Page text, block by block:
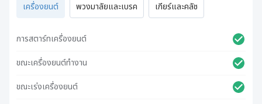
เครื่องยนต์ พวงมาลัยและเบรค เกียร์และคลัช
การสตาร์ทเครื่องยนต์
ขณะเครื่องยนต์ทำงาน
ขณะเร่งเครื่องยนต์